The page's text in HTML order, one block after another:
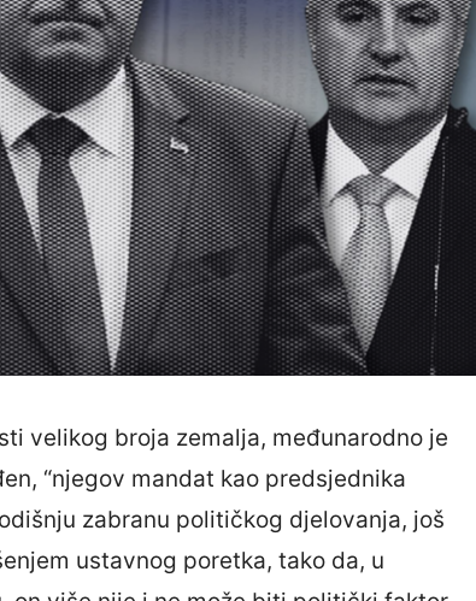
velikog broja zemalja, međunarodno je
“njegov mandat kao predsjednika
zabranu političkog djelovanja, još
ustavnog poretka, tako da, u